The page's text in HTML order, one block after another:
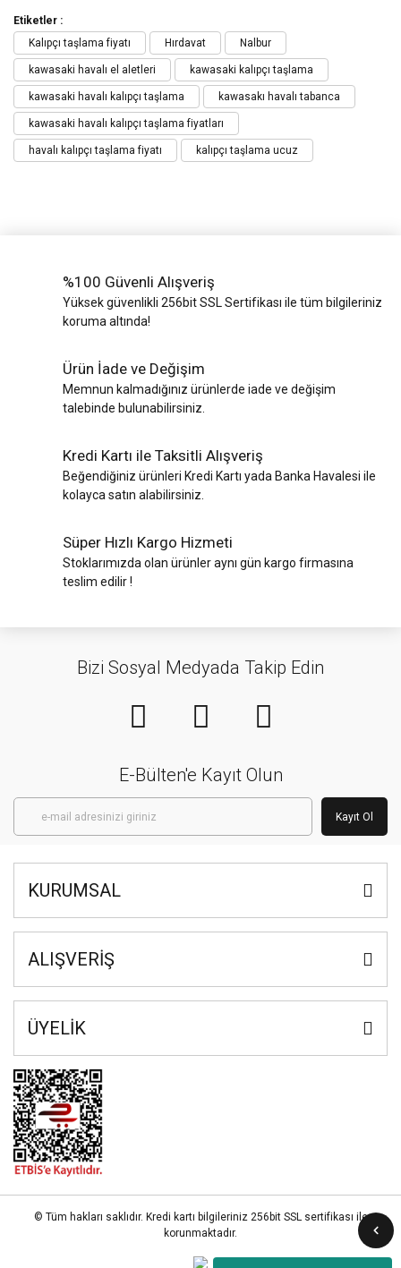
Etiketler :
Kalıpçı taşlama fiyatı
Hırdavat Nalbur
kawasaki havalı el aletleri kawasaki kalıpçı taşlama
kawasaki havalı kalıpçı taşlama kawasakı havalı tabanca
kawasaki havalı kalıpçı taşlama fiyatları
havalı kalıpçı taşlama fiyatı kalıpçı taşlama ucuz
%100 Güvenli Alışveriş
Yüksek güvenlikli 256bit SSL Sertifikası ile tüm bilgileriniz
koruma altında!
Ürün İade ve Değişim
Memnun kalmadığınız ürünlerde iade ve değişim
talebinde bulunabilirsiniz.
Kredi Kartı ile Taksitli Alışveriş
Beğendiğiniz ürünleri Kredi Kartı yada Banka Havalesi ile
kolayca satın alabilirsiniz.
Süper Hızlı Kargo Hizmeti
Stoklarımızda olan ürünler aynı gün kargo firmasına
teslim edilir !
Bizi Sosyal Medyada Takip Edin
E-Bülten'e Kayıt Olun
Kayıt Ol
KURUMSAL
ALIŞVERİŞ
ÜYELİK
© Tüm hakları saklıdır. Kredi kartı bilgileriniz 256bit SSL sertifikası ile
korunmaktadır.